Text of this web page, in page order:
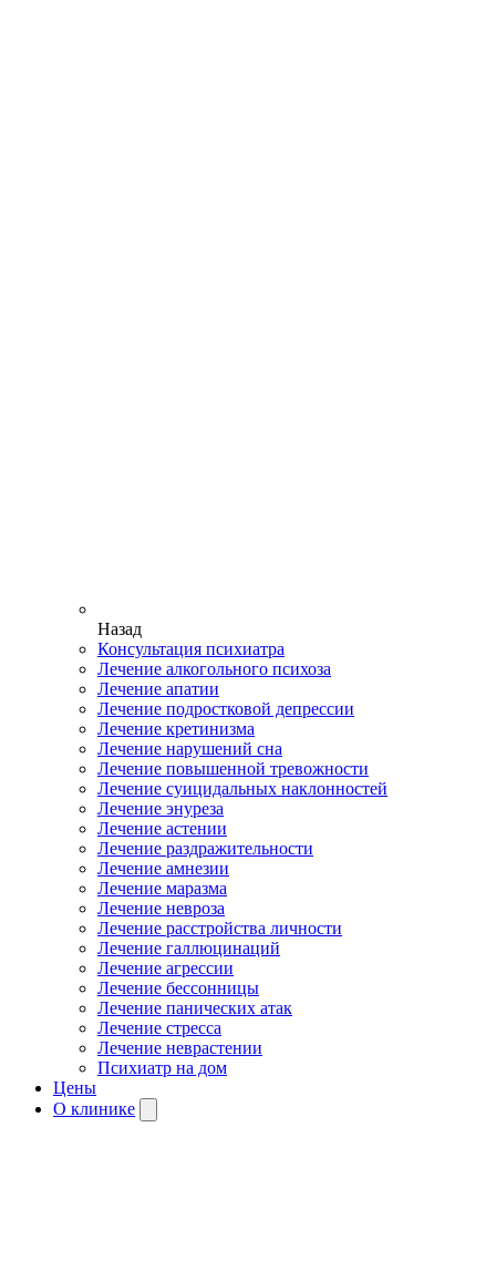
Назад
Консультация психиатра
Лечение алкогольного психоза
Лечение апатии
Лечение подростковой депрессии
Лечение кретинизма
Лечение нарушений сна
Лечение повышенной тревожности
Лечение суицидальных наклонностей
Лечение энуреза
Лечение астении
Лечение раздражительности
Лечение амнезии
Лечение маразма
Лечение невроза
Лечение расстройства личности
Лечение галлюцинаций
Лечение агрессии
Лечение бессонницы
Лечение панических атак
Лечение стресса
Лечение неврастении
Психиатр на дом
Цены
О клинике